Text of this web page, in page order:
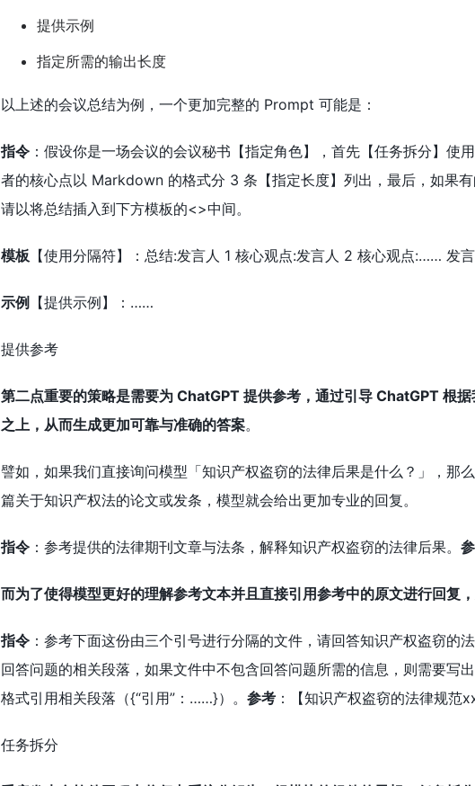
提供示例
指定所需的输出长度
以上述的会议总结为例，一个更加完整的 Prompt 可能是：
指令 ：假设你是一场会议的会议秘书【指定角色】，首先【任务拆分】
者的核心点以 Markdown 的格式分 3 条【指定长度】列出，最后，如果
请以将总结插入到下方模板的<>中间。
模板 【使用分隔符】：总结:发言人 1 核心观点:发言人 2 核心观点:…… 发
示例 【提供示例】：……
提供参考
第二点重要的策略是需要为 ChatGPT 提供参考，通过引导 ChatGPT 根
之上，从而生成更加可靠与准确的答案。
譬如，如果我们直接询问模型「知识产权盗窃的法律后果是什么？」，那
篇关于知识产权法的论文或发条，模型就会给出更加专业的回复。
指令 ：参考提供的法律期刊文章与法条，解释知识产权盗窃的法律后果。
而为了使得模型更好的理解参考文本并且直接引用参考中的原文进行回复
指令 ：参考下面这份由三个引号进行分隔的文件，请回答知识产权盗窃
回答问题的相关段落，如果文件中不包含回答问题所需的信息，则需要写
格式引用相关段落（{“引用”：……}）。 参考 ：【知识产权盗窃的法律规范
任务拆分